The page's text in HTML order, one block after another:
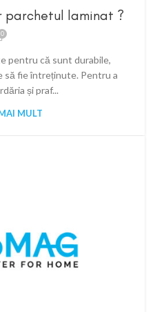
parchetul laminat ?
0
pentru că sunt durabile,
să fie întreținute. Pentru a
și praf...
MULT